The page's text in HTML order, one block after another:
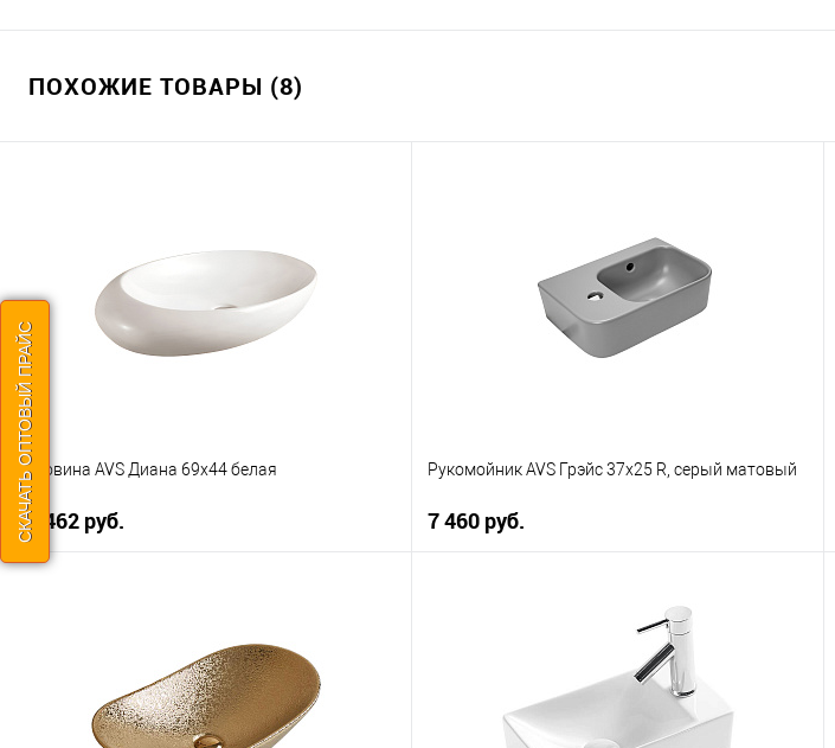
ПОХОЖИЕ ТОВАРЫ (8)
Раковина AVS Диана 69х44 белая
11 462 руб.
К сравнению
В избранное
В наличии
Рукомойник AVS Грэйс 37x25 R, серый матовый
7 460 руб.
К сравнению
В наличии
СКАЧАТЬ ОПТОВЫЙ ПРАЙС